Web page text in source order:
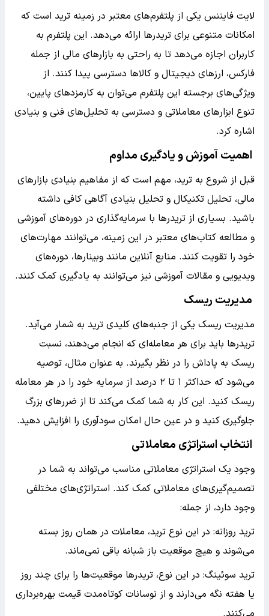
لایت فایننس یکی از پلتفرم‌های معتبر در زمینه ترید است که
امکانات متنوعی برای تریدرها ارائه می‌دهد. این پلتفرم به
کاربران اجازه می‌دهد تا به راحتی به بازارهای مالی از جمله
فارکس، ارزهای دیجیتال و کالاها دسترسی پیدا کنند. از
ویژگی‌های برجسته این پلتفرم می‌توان به کارمزدهای پایین،
تنوع ابزارهای معاملاتی و دسترسی به تحلیل‌های فنی و بنیادی
اشاره کرد.
اهمیت آموزش و یادگیری مداوم
قبل از شروع به ترید، مهم است که از مفاهیم بنیادی بازارهای
مالی، تحلیل تکنیکال و تحلیل بنیادی آگاهی کافی داشته
باشید. بسیاری از تریدرها با سرمایه‌گذاری در دوره‌های آموزشی
و مطالعه کتاب‌های معتبر در این زمینه، می‌توانند مهارت‌های
خود را تقویت کنند. منابع آنلاین مانند وبینارها، دوره‌های
ویدیویی و مقالات آموزشی نیز می‌توانند به یادگیری کمک کنند.
مدیریت ریسک
مدیریت ریسک یکی از جنبه‌های کلیدی ترید به شمار می‌آید.
تریدرها باید برای هر معامله‌ای که انجام می‌دهند، نسبت
ریسک به پاداش را در نظر بگیرند. به عنوان مثال، توصیه
می‌شود که حداکثر ۱ تا ۲ درصد از سرمایه خود را در هر معامله
ریسک کنید. این کار به شما کمک می‌کند تا از ضررهای بزرگ
جلوگیری کنید و در عین حال امکان سودآوری را افزایش دهید.
انتخاب استراتژی معاملاتی
وجود یک استراتژی معاملاتی مناسب می‌تواند به شما در
تصمیم‌گیری‌های معاملاتی کمک کند. استراتژی‌های مختلفی
وجود دارد، از جمله:
ترید روزانه: در این نوع ترید، معاملات در همان روز بسته
می‌شوند و هیچ موقعیت باز شبانه باقی نمی‌ماند.
ترید سوئینگ: در این نوع، تریدرها موقعیت‌ها را برای چند روز
یا هفته نگه می‌دارند و از نوسانات کوتاه‌مدت قیمت بهره‌برداری